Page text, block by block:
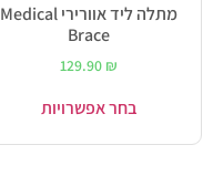
מתלה ליד אוורירי Medical
Brace
129.90 ₪
בחר אפשרויות